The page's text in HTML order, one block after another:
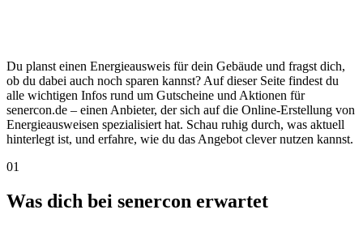
Du planst einen Energieausweis für dein Gebäude und fragst dich,
ob du dabei auch noch sparen kannst? Auf dieser Seite findest du
alle wichtigen Infos rund um Gutscheine und Aktionen für
senercon.de – einen Anbieter, der sich auf die Online-Erstellung von
Energieausweisen spezialisiert hat. Schau ruhig durch, was aktuell
hinterlegt ist, und erfahre, wie du das Angebot clever nutzen kannst.
01
Was dich bei senercon erwartet